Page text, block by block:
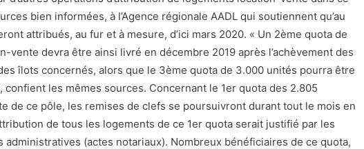
bien informées, à l’Agence régionale AADL qui soutiennent qu’au
attribués, au fur et à mesure, d’ici mars 2020. « Un 2ème quota de
vente devra être ainsi livré en décembre 2019 après l’achèvement des
îlots concernés, alors que le 3ème quota de 3.000 unités pourra être
confient les mêmes sources. Concernant le 1er quota des 2.805
de ce pôle, les remises de clefs se poursuivront durant tout le mois en
de tous les logements de ce 1er quota serait justifié par les
(actes notariaux). Nombreux bénéficiaires de ce quota,